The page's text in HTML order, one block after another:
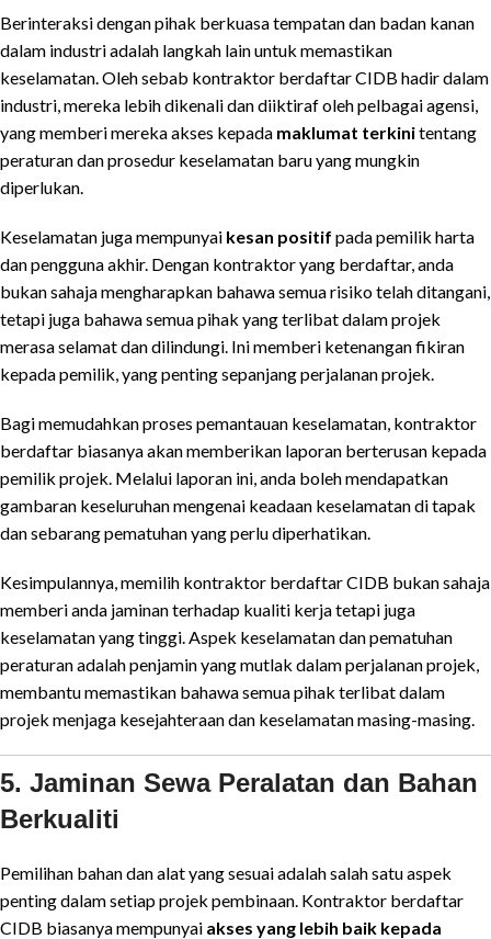
Berinteraksi dengan pihak berkuasa tempatan dan badan kanan
dalam industri adalah langkah lain untuk memastikan
keselamatan. Oleh sebab kontraktor berdaftar CIDB hadir dalam
industri, mereka lebih dikenali dan diiktiraf oleh pelbagai agensi,
yang memberi mereka akses kepada maklumat terkinitentang
peraturan dan prosedur keselamatan baru yang mungkin
diperlukan.
Keselamatan juga mempunyai kesan positif pada pemilik harta
dan pengguna akhir. Dengan kontraktor yang berdaftar, anda
bukan sahaja mengharapkan bahawa semua risiko telah ditangani,
tetapi juga bahawa semua pihak yang terlibat dalam projek
merasa selamat dan dilindungi. Ini memberi ketenangan fikiran
kepada pemilik, yang penting sepanjang perjalanan projek.
Bagi memudahkan proses pemantauan keselamatan, kontraktor
berdaftar biasanya akan memberikan laporan berterusan kepada
pemilik projek. Melalui laporan ini, anda boleh mendapatkan
gambaran keseluruhan mengenai keadaan keselamatan di tapak
dan sebarang pematuhan yang perlu diperhatikan.
Kesimpulannya, memilih kontraktor berdaftar CIDB bukan sahaja
memberi anda jaminan terhadap kualiti kerja tetapi juga
keselamatan yang tinggi. Aspek keselamatan dan pematuhan
peraturan adalah penjamin yang mutlak dalam perjalanan projek,
membantu memastikan bahawa semua pihak terlibat dalam
projek menjaga kesejahteraan dan keselamatan masing-masing.
5. Jaminan Sewa Peralatan dan Bahan
Berkualiti
Pemilihan bahan dan alat yang sesuai adalah salah satu aspek
penting dalam setiap projek pembinaan. Kontraktor berdaftar
CIDB biasanya mempunyai akses yang lebih baik kepada